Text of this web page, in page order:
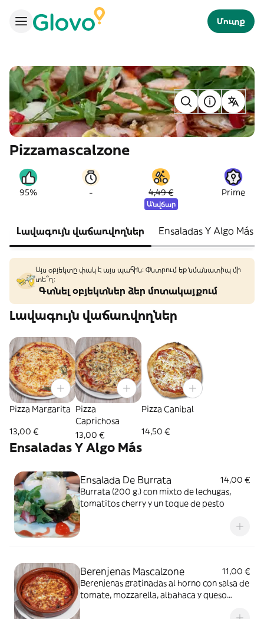
Մուտք
Pizzamascalzone
95% - 4,49 €
Անվճար
Prime
Լավագույն վաճառվողներ Ensaladas Y Algo Más
Այս օբյեկտը փակ է այս պահին: Փնտրում եք նմանատիպ մի
տե՞ղ։
Գտնել օբյեկտներ ձեր մոտակայքում
Լավագույն վաճառվողներ
Pizza Margarita
13,00 €
Pizza
Caprichosa
13,00 €
Pizza Canibal
14,50 €
Ensaladas Y Algo Más
Ensalada De Burrata
14,00 €
Burrata (200 g.) con mixto de lechugas,
tomatitos cherry y un toque de pesto
Berenjenas Mascalzone
11,00 €
Berenjenas gratinadas al horno con salsa de
tomate, mozzarella, albahaca y queso